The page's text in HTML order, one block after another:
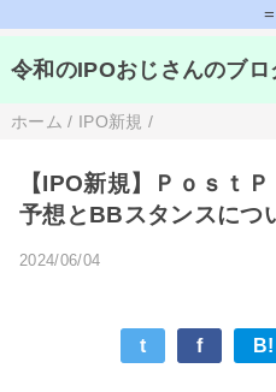
=
令和のIPOおじさんのブ
ホーム / IPO新規 /
【IPO新規】Ｐｏｓｔ
予想とBBスタンスにつ
2024/06/04
t f B!